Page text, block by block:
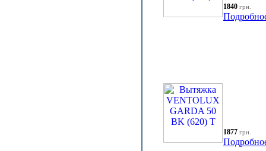
1840 грн.
1877 грн.